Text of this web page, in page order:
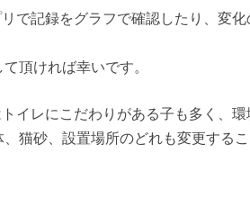
リで記録をグラフで確認したり、変
頂ければ幸いです。
トイレにこだわりがある子も多く、
猫砂、設置場所のどれも変更する